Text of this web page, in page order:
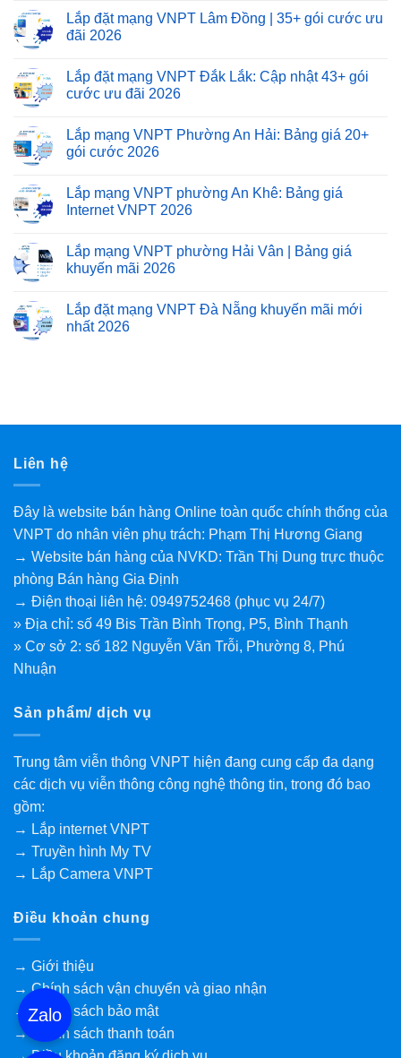
Lắp đặt mạng VNPT Lâm Đồng | 35+ gói cước ưu
đãi 2026
Lắp đặt mạng VNPT Đắk Lắk: Cập nhật 43+ gói
cước ưu đãi 2026
Lắp mạng VNPT Phường An Hải: Bảng giá 20+
gói cước 2026
Lắp mạng VNPT phường An Khê: Bảng giá
Internet VNPT 2026
Lắp mạng VNPT phường Hải Vân | Bảng giá
khuyến mãi 2026
Lắp đặt mạng VNPT Đà Nẵng khuyến mãi mới
nhất 2026
Liên hệ
Đây là website bán hàng Online toàn quốc chính thống của
VNPT do nhân viên phụ trách: Phạm Thị Hương Giang
→ Website bán hàng của NVKD: Trần Thị Dung trực thuộc
phòng Bán hàng Gia Định
→ Điện thoại liên hệ: 0949752468 (phục vụ 24/7)
» Địa chỉ: số 49 Bis Trần Bình Trọng, P5, Bình Thạnh
» Cơ sở 2: số 182 Nguyễn Văn Trỗi, Phường 8, Phú
Nhuận
Sản phẩm/ dịch vụ
Trung tâm viễn thông VNPT hiện đang cung cấp đa dạng
các dịch vụ viễn thông công nghệ thông tin, trong đó bao
gồm:
→ Lắp internet VNPT
→ Truyền hình My TV
→ Lắp Camera VNPT
Điều khoản chung
→ Giới thiệu
→ Chính sách vận chuyển và giao nhận
→ Chính sách bảo mật
→ Chính sách thanh toán
Zalo